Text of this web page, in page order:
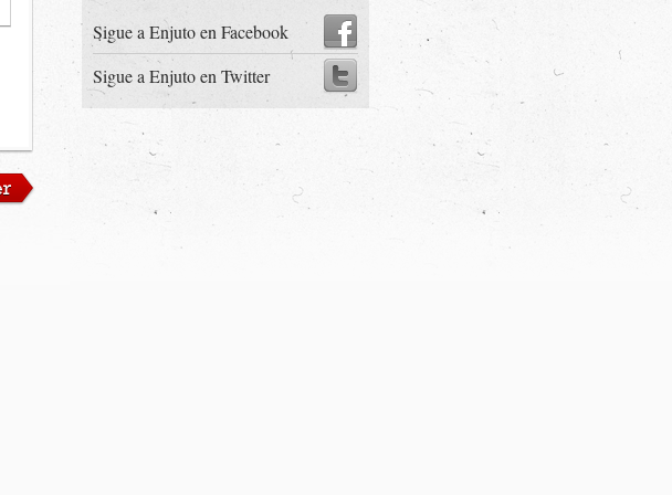
Sigue a Enjuto en Facebook
Sigue a Enjuto en Twitter